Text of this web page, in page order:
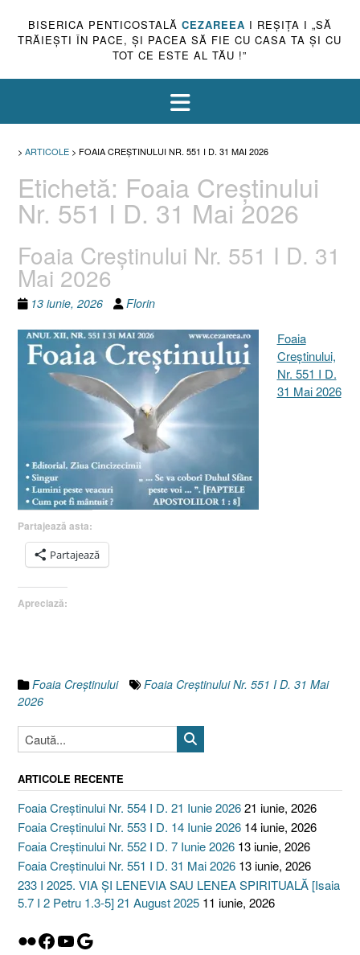
BISERICA PENTICOSTALĂ CEZAREEA I REŞIŢA I „SĂ
TRĂIEŞTI ÎN PACE, ŞI PACEA SĂ FIE CU CASA TA ŞI CU
TOT CE ESTE AL TĂU !”
> ARTICOLE > FOAIA CREȘTINULUI NR. 551 I D. 31 MAI 2026
Etichetă: Foaia Creștinului
Nr. 551 I D. 31 Mai 2026
Foaia Creștinului Nr. 551 I D. 31
Mai 2026
13 iunie, 2026 Florin
Foaia
Creştinului,
Nr. 551 I D.
31 Mai 2026
Partajează asta:
Partajează
Apreciază:
Foaia Creştinului
Foaia Creștinului Nr. 551 I D. 31 Mai
2026
ARTICOLE RECENTE
Foaia Creștinului Nr. 554 I D. 21 Iunie 202621 iunie, 2026
Foaia Creștinului Nr. 553 I D. 14 Iunie 2026 14 iunie, 2026
Foaia Creștinului Nr. 552 I D. 7 Iunie 2026 13 iunie, 2026
Foaia Creștinului Nr. 551 I D. 31 Mai 2026 13 iunie, 2026
233 I 2025. VIA ȘI LENEVIA SAU LENEA SPIRITUALĂ [Isaia
5.7 I 2 Petru 1.3-5] 21 August 2025 11 iunie, 2026
Flickr
Facebook
YouTube
Google